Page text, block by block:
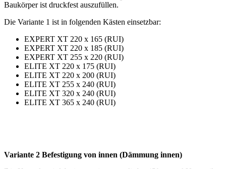
Baukörper ist druckfest auszufüllen.
Die Variante 1 ist in folgenden Kästen einsetzbar:
EXPERT XT 220 x 165 (RUI)
EXPERT XT 220 x 185 (RUI)
EXPERT XT 255 x 220 (RUI)
ELITE XT 220 x 175 (RUI)
ELITE XT 220 x 200 (RUI)
ELITE XT 255 x 240 (RUI)
ELITE XT 320 x 240 (RUI)
ELITE XT 365 x 240 (RUI)
Variante 2 Befestigung von innen (Dämmung innen)